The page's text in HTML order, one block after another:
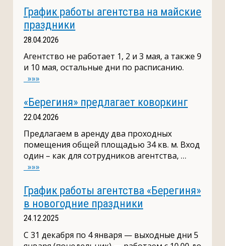
График работы агентства на майские
праздники
28.04.2026
Агентство не работает 1, 2 и 3 мая, а также 9
и 10 мая, остальные дни по расписанию.
»»»
«Берегиня» предлагает коворкинг
22.04.2026
Предлагаем в аренду два проходных
помещения общей площадью 34 кв. м. Вход
один – как для сотрудников агентства, …
»»»
График работы агентства «Берегиня»
в новогодние праздники
24.12.2025
С 31 декабря по 4 января — выходные дни 5